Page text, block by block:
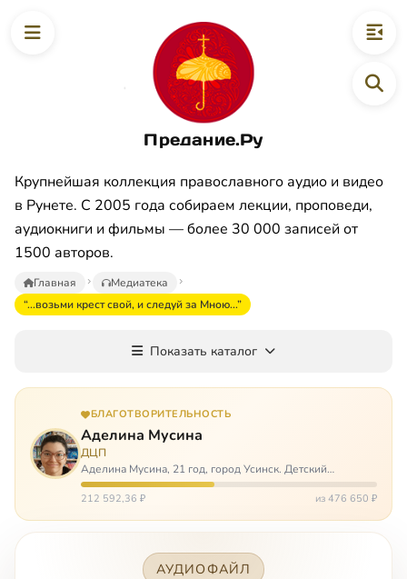
Предание.Ру
Крупнейшая коллекция православного аудио и видео
в Рунете. С 2005 года собираем лекции, проповеди,
аудиокниги и фильмы — более 30 000 записей от
1500 авторов.
Главная
Медиатека
“...возьми крест свой, и следуй за Мною...”
Показать каталог
БЛАГОТВОРИТЕЛЬНОСТЬ
Аделина Мусина
ДЦП
Аделина Мусина, 21 год, город Усинск. Детский
церебральный паралич, передвигается на ходунках или
коляске. Аделине требуется помощь, чтобы ноги
212 592,36 ₽ из 476 650 ₽
АУДИОФАЙЛ